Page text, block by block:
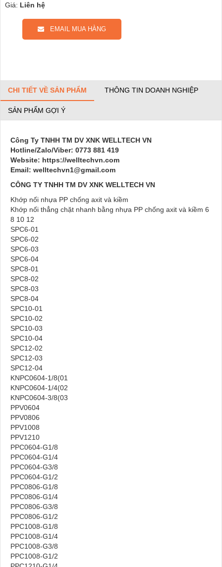
Giá: Liên hệ
EMAIL MUA HÀNG
CHI TIẾT VỀ SẢN PHẨM THÔNG TIN DOANH NGHIỆP
SẢN PHẨM GỢI Ý
Công Ty TNHH TM DV XNK WELLTECH VN
Hotline/Zalo/Viber: 0773 881 419
Website: https://welltechvn.com
Email: welltechvn1@gmail.com
CÔNG TY TNHH TM DV XNK WELLTECH VN
Khớp nối nhựa PP chống axit và kiềm
Khớp nối thẳng chặt nhanh bằng nhựa PP chống axit và kiềm 6
8 10 12
SPC6-01
SPC6-02
SPC6-03
SPC6-04
SPC8-01
SPC8-02
SPC8-03
SPC8-04
SPC10-01
SPC10-02
SPC10-03
SPC10-04
SPC12-02
SPC12-03
SPC12-04
KNPC0604-1/8(01
KNPC0604-1/4(02
KNPC0604-3/8(03
PPV0604
PPV0806
PPV1008
PPV1210
PPC0604-G1/8
PPC0604-G1/4
PPC0604-G3/8
PPC0604-G1/2
PPC0806-G1/8
PPC0806-G1/4
PPC0806-G3/8
PPC0806-G1/2
PPC1008-G1/8
PPC1008-G1/4
PPC1008-G3/8
PPC1008-G1/2